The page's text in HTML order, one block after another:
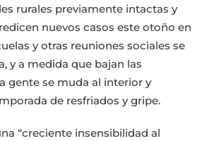
rurales previamente intactas y
nuevos casos este otoño en
y otras reuniones sociales se
y a medida que bajan las
gente se muda al interior y
de resfriados y gripe.
“creciente insensibilidad al